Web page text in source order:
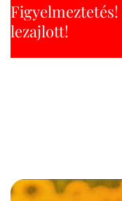
lezajlott!